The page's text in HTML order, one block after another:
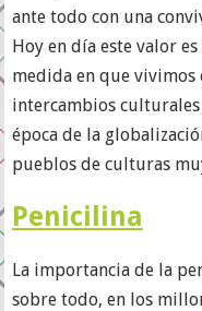
ante todo con una
Hoy en día este valor
medida en que vivimos
intercambios
época de la
pueblos de culturas
Penicilina
La importancia de la
sobre todo, en los